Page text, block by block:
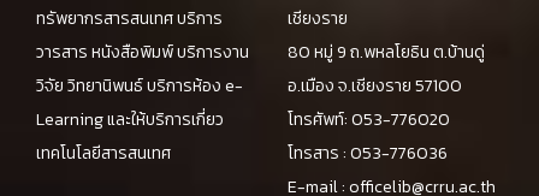
ทรัพยากรสารสนเทศ บริการ
วารสาร หนังสือพิมพ์ บริการงาน
วิจัย วิทยานิพนธ์ บริการห้อง e-
Learning และให้บริการเกี่ยว
เทคโนโลยีสารสนเทศ
เชียงราย
80 หมู่ 9 ถ.พหลโยธิน ต.บ้านดู่
อ.เมือง จ.เชียงราย 57100
โทรศัพท์: 053-776020
โทรสาร : 053-776036
E-mail :officelib@crru.ac.th